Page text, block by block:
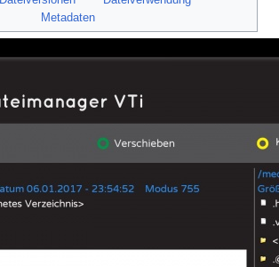
Metadaten